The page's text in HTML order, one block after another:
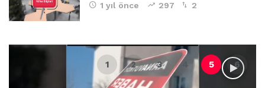
1 yıl önce 297 2